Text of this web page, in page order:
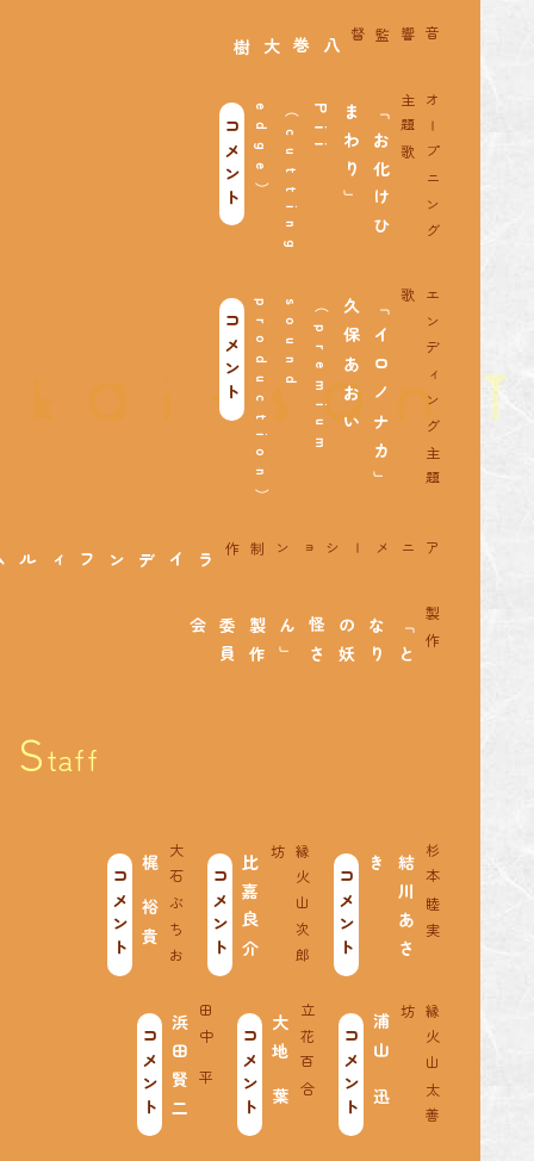
Staff
音響監督
八巻大樹
オ
ー
プ
ニ
ン
グ
主
題
歌
「
お
化
け
ひ
ま
わ
り
」
Pii
（
c
u
t
t
i
n
g
e
d
g
e
）
コメント
エ
ン
デ
ィ
ン
グ
主
題
歌
「イロノナカ」
久保あおい
（
p
r
e
m
i
u
m
s
o
u
n
d
p
r
o
d
u
c
t
i
o
n
）
コメント
アニメーション制作
ム
製作
「
と
な
り
の
妖
怪
さ
ん
」
製
作
委
員
会
杉本睦実
結
川
あ
さ
き
コメント
縁
火
山
次
郎
坊
比嘉良介
コメント
大石ぶちお
梶 裕貴
コメント
縁
火
山
太
善
坊
浦山 迅
コメント
立花百合
大地 葉
コメント
田中 平
浜田賢二
コメント